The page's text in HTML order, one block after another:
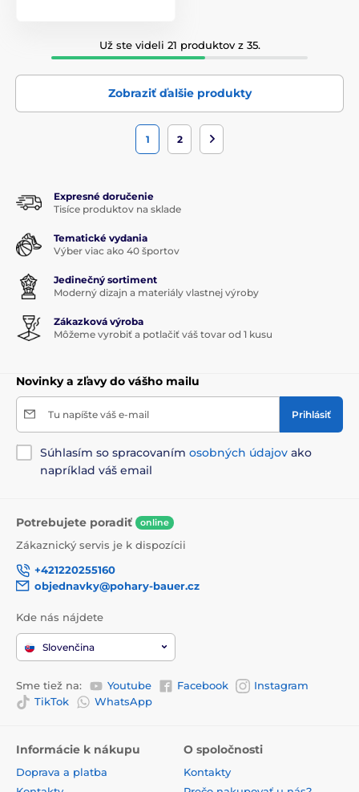
Už ste videli 21 produktov z 35.
Zobraziť ďalšie produkty
1 2
Expresné doručenie
Tisíce produktov na sklade
Tematické vydania
Výber viac ako 40 športov
Jedinečný sortiment
Moderný dizajn a materiály vlastnej výroby
Zákazková výroba
Môžeme vyrobiť a potlačiť váš tovar od 1 kusu
Novinky a zľavy do vášho mailu
Tu napíšte váš e-mail Prihlásiť
Súhlasím so spracovaním osobných údajov ako
napríklad váš email
Potrebujete poradiť online
Zákaznický servis je k dispozícii
+421220255160
objednavky@pohary-bauer.cz
Kde nás nájdete
Slovenčina
Sme tiež na: Youtube Facebook
Instagram
TikTok
WhatsApp
Informácie k nákupu
Doprava a platba
O spoločnosti
Kontakty